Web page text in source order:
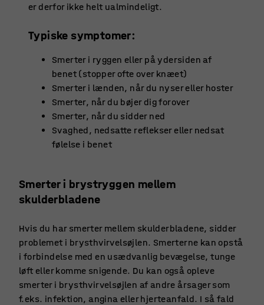
er derfor ikke helt ualmindeligt.
Typiske symptomer:
Smerter i ryggen eller på ydersiden af
benet (stopper ofte over knæet)
Smerter i lænden, når du nyser eller hoster
Smerter, når du bøjer dig forover
Smerter, når du sidder ned
Svaghed, nedsatte reflekser eller nedsat
følelse i benet
Smerter i brystryggen mellem
skulderbladene
Hvis du har smerter mellem skulderbladene, sidder
problemet i brysthvirvelsøjlen. Smerterne kan opstå
i forbindelse med en usædvanlig bevægelse, tunge
løft eller komme snigende. Du kan også opleve
smerter i brysthvirvelsøjlen af andre årsager som
f.eks. infektion, angina eller hjerteanfald. I så fald